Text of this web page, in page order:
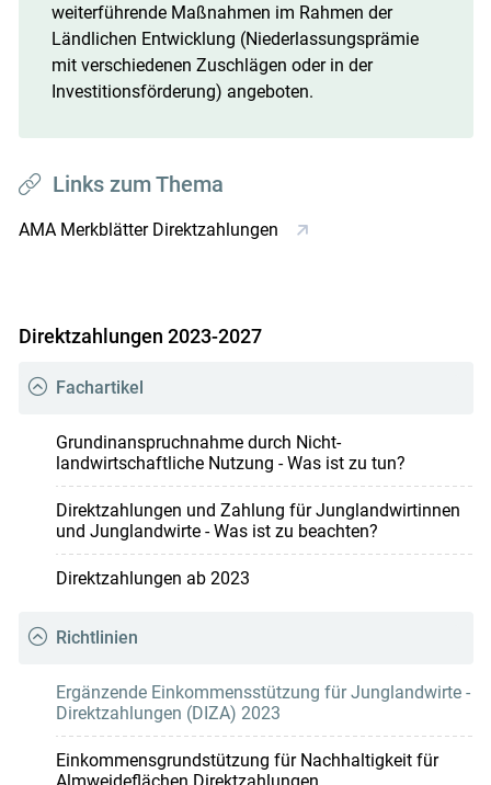
weiterführende Maßnahmen im Rahmen der
Ländlichen Entwicklung (Niederlassungsprämie
mit verschiedenen Zuschlägen oder in der
Investitionsförderung) angeboten.
Links zum Thema
AMA Merkblätter Direktzahlungen
Direktzahlungen 2023-2027
Fachartikel
Grundinanspruchnahme durch Nicht-
landwirtschaftliche Nutzung - Was ist zu tun?
Direktzahlungen und Zahlung für Junglandwirtinnen
und Junglandwirte - Was ist zu beachten?
Direktzahlungen ab 2023
Richtlinien
Ergänzende Einkommensstützung für Junglandwirte -
Direktzahlungen (DIZA) 2023
Einkommensgrundstützung für Nachhaltigkeit für
Almweideflächen Direktzahlungen